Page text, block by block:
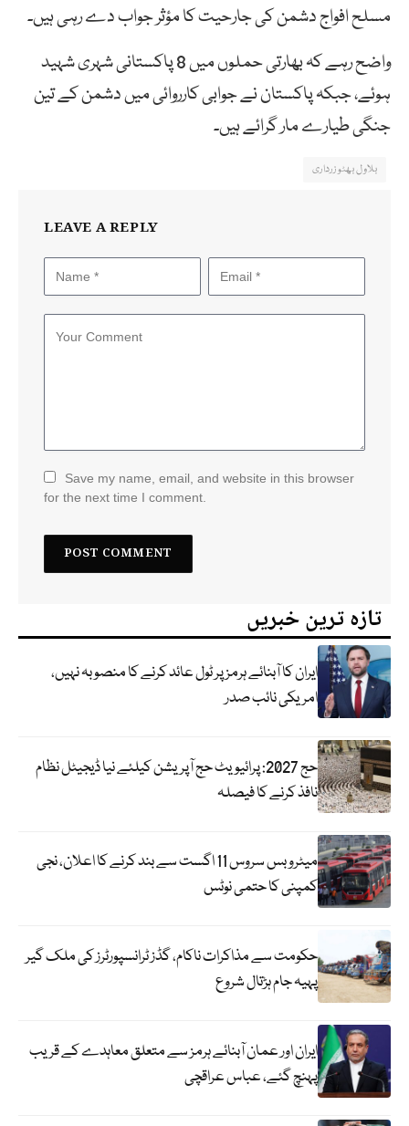
مسلح افواج دشمن کی جارحیت کا مؤثر جواب دے رہی ہیں۔
واضح رہے کہ بھارتی حملوں میں 8 پاکستانی شہری شہید
ہوئے، جبکہ پاکستان نے جوابی کارروائی میں دشمن کے تین
جنگی طیارے مار گرائے ہیں۔
بلاول بھٹو زرداری
LEAVE A REPLY
Save my name, email, and website in this browser
for the next time I comment.
تازہ ترین خبریں
ایران کا آبنائے ہرمز پر ٹول عائد کرنے کا منصوبہ نہیں،
امریکی نائب صدر
حج 2027: پرائیویٹ حج آپریشن کیلئے نیا ڈیجیٹل نظام
نافذ کرنے کا فیصلہ
میٹرو بس سروس 11 اگست سے بند کرنے کا اعلان، نجی
کمپنی کا حتمی نوٹس
حکومت سے مذاکرات ناکام، گڈز ٹرانسپورٹرز کی ملک گیر
پہیہ جام ہڑتال شروع
ایران اور عمان آبنائے ہرمز سے متعلق معاہدے کے قریب
پہنچ گئے، عباس عراقچی